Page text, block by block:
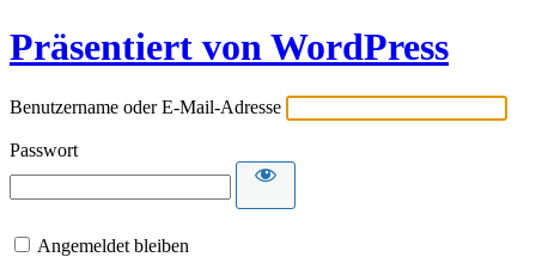
Präsentiert von WordPress
Benutzername oder E-Mail-Adresse
Passwort
Angemeldet bleiben